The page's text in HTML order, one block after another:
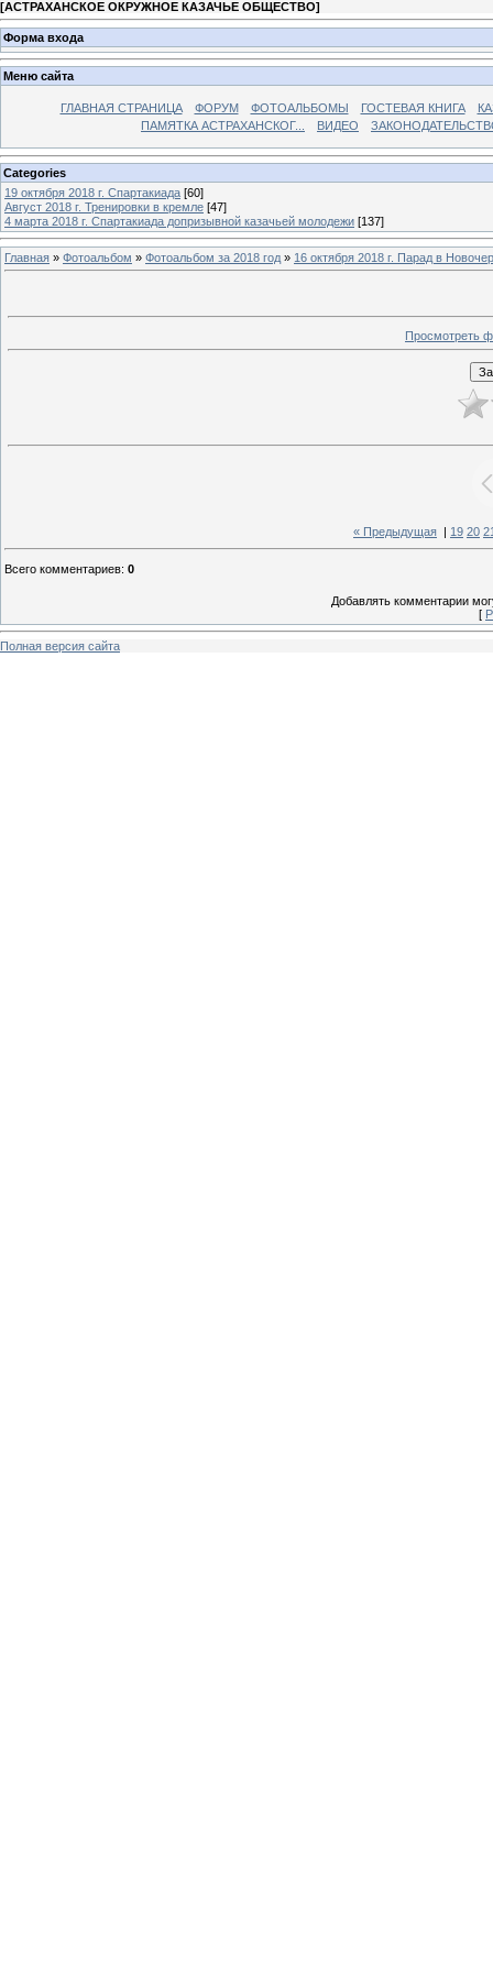
[АСТРАХАНСКОЕ ОКРУЖНОЕ КАЗАЧЬЕ ОБЩЕСТВО]
Форма входа
Меню сайта
ГЛАВНАЯ СТРАНИЦА ФОРУМ ФОТОАЛЬБОМЫ ГОСТЕВАЯ КНИГА
ПАМЯТКА АСТРАХАНСКОГ...
ВИДЕО
Categories
19 октября 2018 г. Спартакиада [60]
Август 2018 г. Тренировки в кремле [47]
4 марта 2018 г. Спартакиада допризывной казачьей молодежи [137]
Главная » Фотоальбом » Фотоальбом за 2018 год » 16 октября 2018 г. Парад в
Просмотреть
« Предыдущая 19 20
Всего комментариев: 0
Добавлять комментарии
[
Полная версия сайта